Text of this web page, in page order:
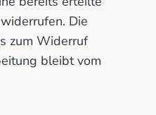
Die
zum Widerruf
bleibt vom